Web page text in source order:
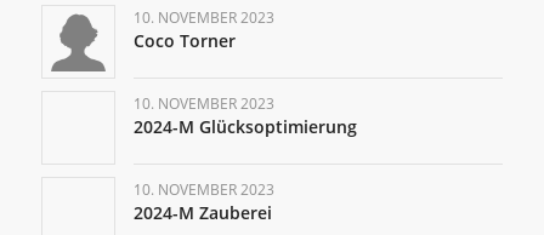
10. NOVEMBER 2023
Coco Torner
10. NOVEMBER 2023
2024-M Glücksoptimierung
10. NOVEMBER 2023
2024-M Zauberei